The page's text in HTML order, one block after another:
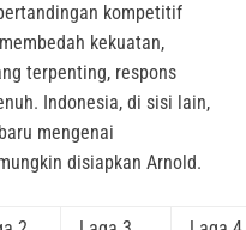
kompetitif
kekuatan,
terpenting, respons
Indonesia, di sisi lain,
mengenai
disiapkan Arnold.